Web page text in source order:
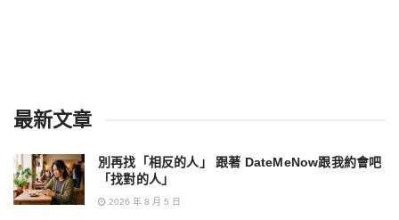
最新文章
別再找「相反的人」 跟著 DateMeNow跟我約會吧
「找對的人」
2026 年 8 月 5 日